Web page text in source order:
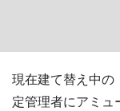
現在建て替え中の
定管理者にアミュ